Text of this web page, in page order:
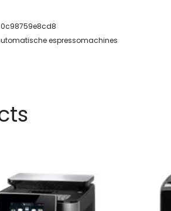
0c98759e8cd8
espressomachines